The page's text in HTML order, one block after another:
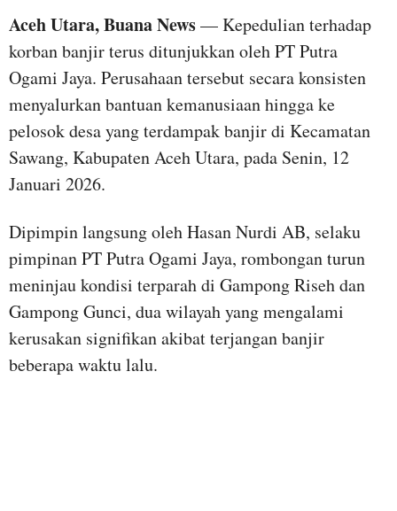
Aceh Utara, Buana News— Kepedulian terhadap
korban banjir terus ditunjukkan oleh PT Putra
Ogami Jaya. Perusahaan tersebut secara konsisten
menyalurkan bantuan kemanusiaan hingga ke
pelosok desa yang terdampak banjir di Kecamatan
Sawang, Kabupaten Aceh Utara, pada Senin, 12
Januari 2026.
Dipimpin langsung oleh Hasan Nurdi AB, selaku
pimpinan PT Putra Ogami Jaya, rombongan turun
meninjau kondisi terparah di Gampong Riseh dan
Gampong Gunci, dua wilayah yang mengalami
kerusakan signifikan akibat terjangan banjir
beberapa waktu lalu.